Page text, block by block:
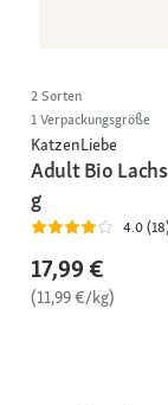
2 Sorten
1 Verpackungsgröße
KatzenLiebe
Adult Bio
g
4.0
17,99 €
(11,99 €/kg)